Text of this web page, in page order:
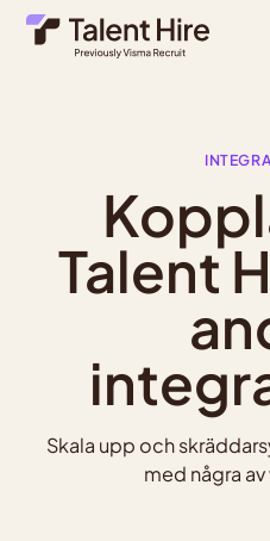
Talent
Skala upp och
med några av